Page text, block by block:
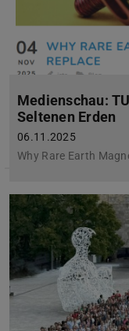
Medienschau:
Seltenen Erden
06.11.2025
Why Rare Earth